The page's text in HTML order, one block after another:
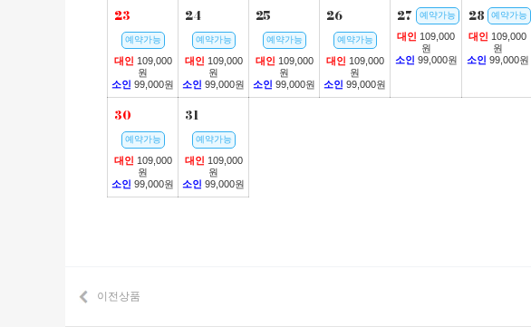
23
예약가능
대인 109,000
원
소인 99,000원
24
예약가능
대인 109,000
원
소인 99,000원
25
예약가능
대인 109,000
원
소인 99,000원
26
예약가능
대인 109,000
원
소인 99,000원
27 예약가능
대인 109,000
원
소인 99,000원
28 예약가능
대인 109,000
원
소인 99,000원
30
예약가능
대인 109,000
원
소인 99,000원
31
예약가능
대인 109,000
원
소인 99,000원
이전상품